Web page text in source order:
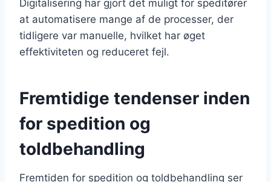
Digitalisering har gjort det muligt for speditører
at automatisere mange af de processer, der
tidligere var manuelle, hvilket har øget
effektiviteten og reduceret fejl.
Fremtidige tendenser inden
for spedition og
toldbehandling
Fremtiden for spedition og toldbehandling ser